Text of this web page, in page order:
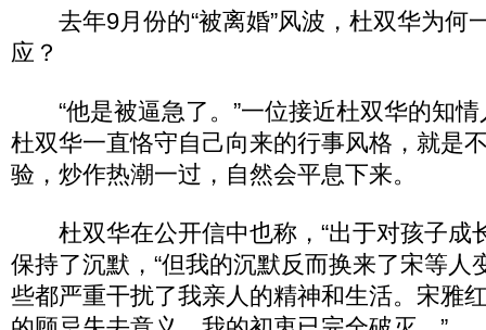
去年9月份的“被离婚”风波，杜双华为何
应？
“他是被逼急了。”一位接近杜双华的知情
杜双华一直恪守自己向来的行事风格，就是
验，炒作热潮一过，自然会平息下来。
杜双华在公开信中也称，“出于对孩子成
保持了沉默，“但我的沉默反而换来了宋等人
些都严重干扰了我亲人的精神和生活。宋雅